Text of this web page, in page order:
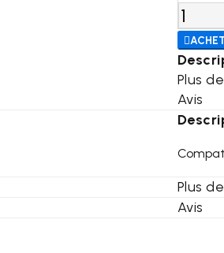

Plus
Avis
Plus
Avis